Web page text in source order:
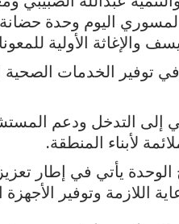
اليوم وحدة
والإغاثة الأولية
الخدمات الصحية
إلى التدخل ودعم
لأبناء المنطقة.
يأتي في إطار
اللازمة وتوفير الأجهزة